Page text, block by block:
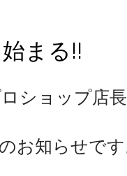
まる!!
ショップ店
お知らせで